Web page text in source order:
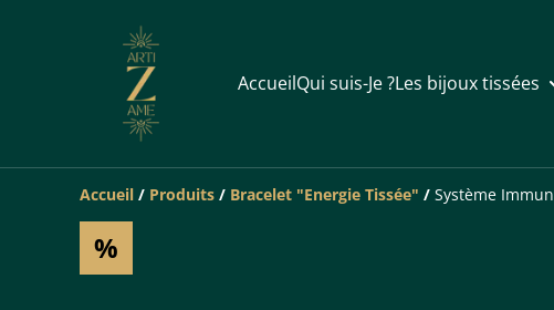
AccueilQui suis-Je ?Les bijoux tissées
Accueil / Produits / Bracelet "Energie Tissée" / Système
%